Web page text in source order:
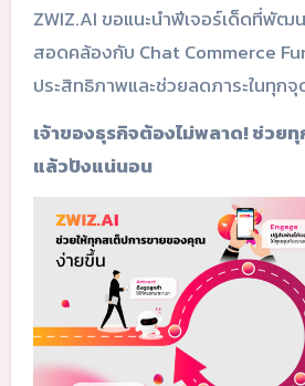
ZWIZ.AI ขอแนะนำฟีเจอร์เด็ดที่พัฒนาโดยคำนึงถึงความ
สอดคล้องกับ Chat Commerce
ประสิทธิภาพและช่วยลดภาระในทุ
เจ้าของธุรกิจต้องไม่พลาด! ช่วย
แล้วปังแน่นอน